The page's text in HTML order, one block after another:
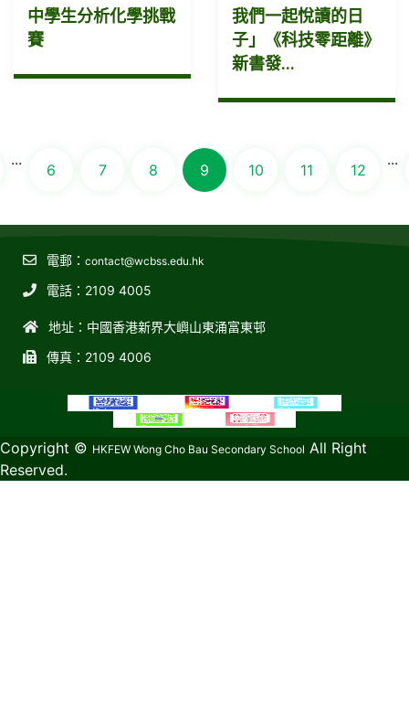
中學生分析化學挑戰
賽
我們一起悅讀的日
子」《科技零距離》
新書發...
...
6 7 8 9 10 11 12
...
電郵： contact@wcbss.edu.hk
電話：2109 4005
地址：中國香港新界大嶼山東涌富東邨
傳真：2109 4006
教育傳媒集團 GoodSchool.hk
Copyright © HKFEW Wong Cho Bau Secondary School All Right
Reserved.